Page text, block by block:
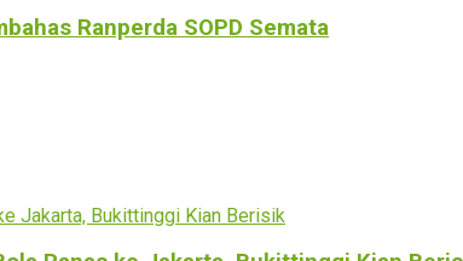
Ranperda SOPD Semata